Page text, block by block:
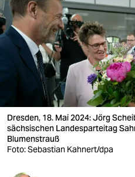
berlin
nord
wahrheit
verlag
veranstaltungen
Dresden, 18. Mai 2024: Jörg
sächsischen Landesparteitag
Blumenstrauß
Foto: Sebastian Kahnert/dpa